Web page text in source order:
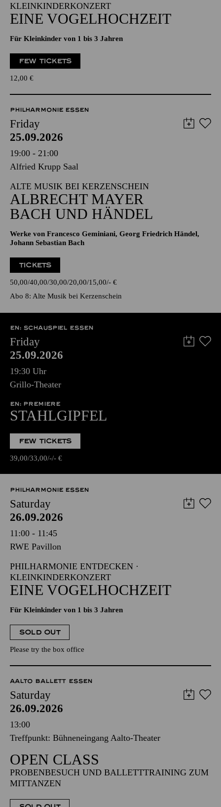
KLEINKINDERKONZERT
EINE VOGELHOCHZEIT
Für Kleinkinder von 1 bis 3 Jahren
FEW TICKETS
12,00 €
PHILHARMONIE ESSEN
Friday
25.09.2026
19:00 - 21:00
Alfried Krupp Saal
ALTE MUSIK BEI KERZENSCHEIN
ALBRECHT MAYER
BACH UND HÄNDEL
Werke von Francesco Geminiani, Georg Friedrich Händel,
Johann Sebastian Bach
TICKETS
50,00 40,00 30,00 20,00 15,00 - €
Abo 8: Alte Musik bei Kerzenschein
EN: SCHAUSPIEL ESSEN
Friday
25.09.2026
19:30 Uhr
Grillo-Theater
EN: PREMIERE
STAHLGIPFEL
FEW TICKETS
39,00 33,00 - - €
PHILHARMONIE ESSEN
Saturday
26.09.2026
11:00 - 11:45
RWE Pavillon
PHILHARMONIE ENTDECKEN ·
KLEINKINDERKONZERT
EINE VOGELHOCHZEIT
Für Kleinkinder von 1 bis 3 Jahren
SOLD OUT
Please try the box office
AALTO BALLETT ESSEN
Saturday
26.09.2026
13:00
Treffpunkt: Bühneneingang Aalto-Theater
OPEN CLASS
PROBENBESUCH UND BALLETTTRAINING ZUM
MITTANZEN